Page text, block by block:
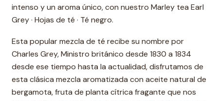
intenso y un aroma único, con nuestro Marley tea Earl
Grey · Hojas de té · Té negro.
Esta popular mezcla de té recibe su nombre por
Charles Grey, Ministro británico desde 1830 a 1834
desde ese tiempo hasta la actualidad, disfrutamos de
esta clásica mezcla aromatizada con aceite natural de
bergamota, fruta de planta cítrica fragante que nos